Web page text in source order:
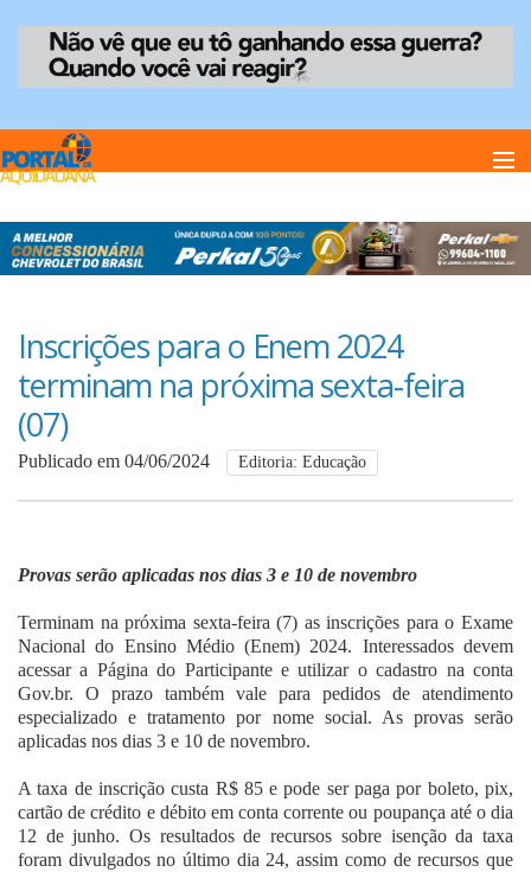
Home
Anuncie
Anuncie
Inscrições para o Enem 2024
terminam na próxima sexta-feira
(07)
Publicado em 04/06/2024 Editoria: Educação
Provas serão aplicadas nos dias 3 e 10 de novembro
Terminam na próxima sexta-feira (7) as inscrições para o Exame
Nacional do Ensino Médio (Enem) 2024. Interessados devem
acessar a Página do Participante e utilizar o cadastro na conta
Gov.br. O prazo também vale para pedidos de atendimento
especializado e tratamento por nome social. As provas serão
aplicadas nos dias 3 e 10 de novembro.
A taxa de inscrição custa R$ 85 e pode ser paga por boleto, pix,
cartão de crédito e débito em conta corrente ou poupança até o dia
12 de junho. Os resultados de recursos sobre isenção da taxa
foram divulgados no último dia 24, assim como de recursos que